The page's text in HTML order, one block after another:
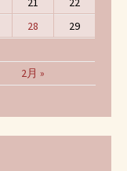
2月 »
28
29